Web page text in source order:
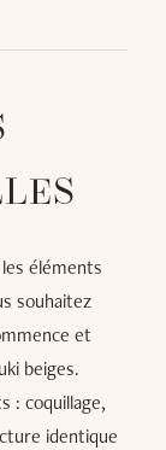
éléments
souhaitez
et
beiges.
: coquillage,
identique